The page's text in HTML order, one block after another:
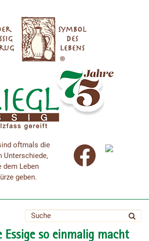
oftmals die
Unterschiede,
dem Leben
geben.
Essige so einmalig macht